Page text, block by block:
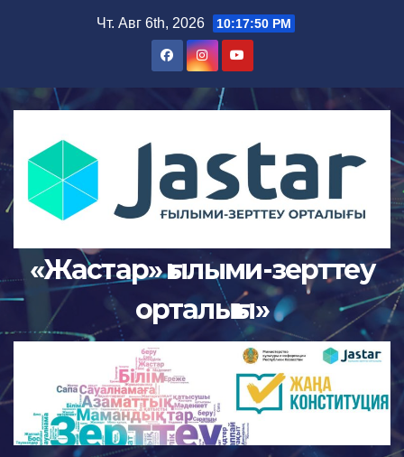
Чт. Авг 6th, 2026 10:17:50 PM
«Жастар» ғылыми-зерттеу
орталығы»